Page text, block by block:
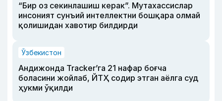
“Бир оз секинлашиш керак”. Мутахассислар
инсоният сунъий интеллектни бошқара олмай
қолишидан хавотир билдирди
Ўзбекистон
Андижонда Tracker’га 21 нафар боғча
боласини жойлаб, ЙТҲ содир этган аёлга суд
ҳукми ўқилди